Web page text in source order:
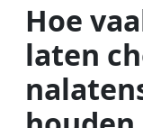
Hoe
laten